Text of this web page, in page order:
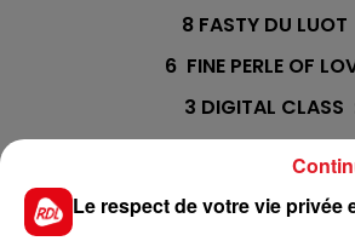
8 FASTY DU
6 FINE PERLE OF
3 DIGITAL CLASS
10 VOYAGE
Le respect de votre vie privée